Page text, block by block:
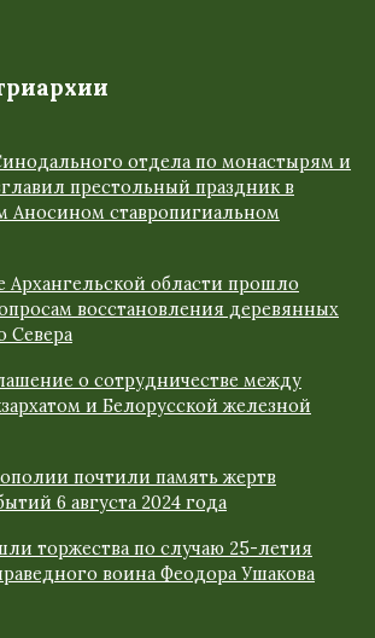
отдела по монастырям и
престольный праздник в
Аносином ставропигиальном
Архангельской области прошло
восстановления деревянных
Севера
о сотрудничестве между
и Белорусской железной
почтили память жертв
6 августа 2024 года
торжества по случаю 25-летия
воина Феодора Ушакова